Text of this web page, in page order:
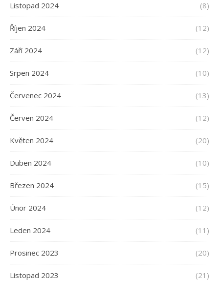
Listopad 2024 (8)
Říjen 2024 (12)
Září 2024 (12)
Srpen 2024 (10)
Červenec 2024 (13)
Červen 2024 (12)
Květen 2024 (20)
Duben 2024 (10)
Březen 2024 (15)
Únor 2024 (12)
Leden 2024 (11)
Prosinec 2023 (20)
Listopad 2023 (21)